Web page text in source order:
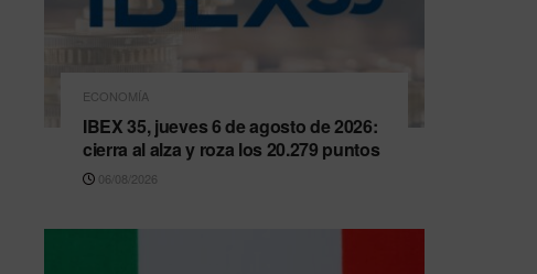
ECONOMÍA
IBEX 35, jueves 6 de agosto de 2026:
cierra al alza y roza los 20.279 puntos
06/08/2026